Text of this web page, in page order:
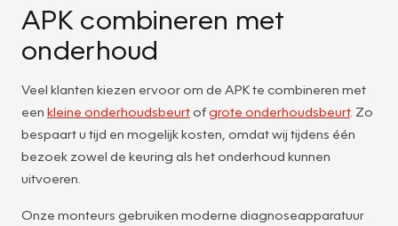
APK combineren met
onderhoud
Veel klanten kiezen ervoor om de APK te combineren met
een kleine onderhoudsbeurtofgrote onderhoudsbeurt. Zo
bespaart u tijd en mogelijk kosten, omdat wij tijdens één
bezoek zowel de keuring als het onderhoud kunnen
uitvoeren.
Onze monteurs gebruiken moderne diagnoseapparatuur